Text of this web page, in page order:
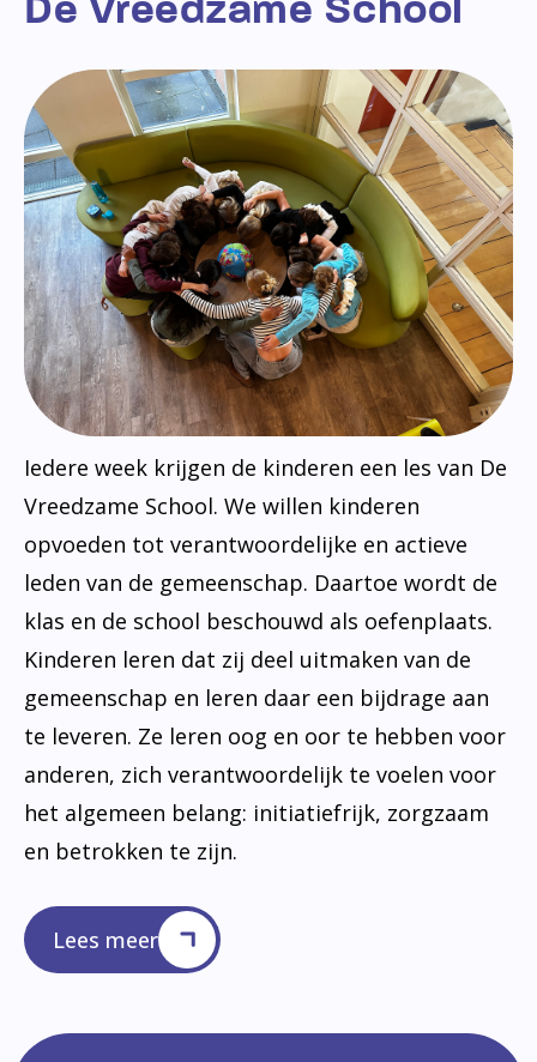
Iedere week krijgen de kinderen een les van De
Vreedzame School. We willen kinderen
opvoeden tot verantwoordelijke en actieve
leden van de gemeenschap. Daartoe wordt de
klas en de school beschouwd als oefenplaats.
Kinderen leren dat zij deel uitmaken van de
gemeenschap en leren daar een bijdrage aan
te leveren. Ze leren oog en oor te hebben voor
anderen, zich verantwoordelijk te voelen voor
het algemeen belang: initiatiefrijk, zorgzaam
en betrokken te zijn.
Lees meer